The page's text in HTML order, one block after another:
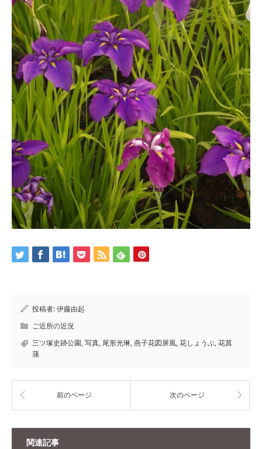
投稿者:伊藤由起
ご近所の近況
三ツ塚史跡公園,写真, 尾形光琳,燕子花図屏風,花しょうぶ,花菖
蒲
前のページ 次のページ
関連記事